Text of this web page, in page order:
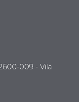
009 - Vila